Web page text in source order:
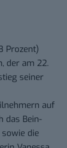
Prozent)
, der am 22.
seiner
auf
das Bein-
die